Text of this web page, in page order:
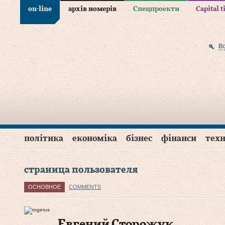
on-line архів номерів Спецпроекти Capital
політика економіка бізнес фінанси
страница пользователя
ОСНОВНОЕ COMMENTS